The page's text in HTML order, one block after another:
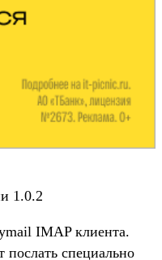
1.0.2
IMAP клиента.
послать специально